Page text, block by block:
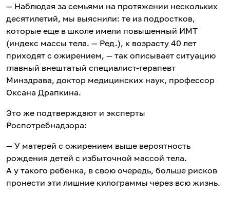
— Наблюдая за семьями на протяжении нескольких
десятилетий, мы выяснили: те из подростков,
которые еще в школе имели повышенный ИМТ
(индекс массы тела. — Ред.), к возрасту 40 лет
приходят с ожирением, — так описывает ситуацию
главный внештатый специалист-терапевт
Минздрава, доктор медицинских наук, профессор
Оксана Драпкина.
Это же подтверждают и эксперты
Роспотребнадзора:
— У матерей с ожирением выше вероятность
рождения детей с избыточной массой тела.
А у такого ребенка, в свою очередь, больше рисков
пронести эти лишние килограммы через всю жизнь.